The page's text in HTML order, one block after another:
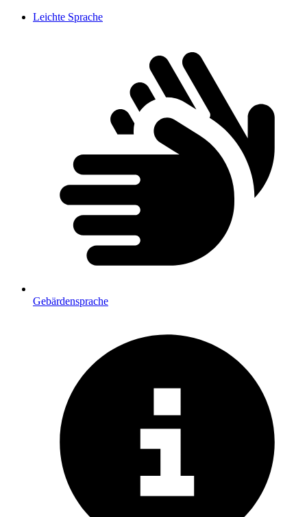
Leichte Sprache
Gebärdensprache